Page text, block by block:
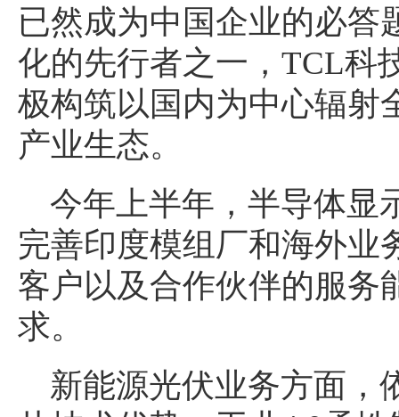
已然成为中国企业的必答
化的先行者之一，TCL科
极构筑以国内为中心辐射
产业生态。
今年上半年，半导体显
完善印度模组厂和海外业
客户以及合作伙伴的服务
求。
新能源光伏业务方面，